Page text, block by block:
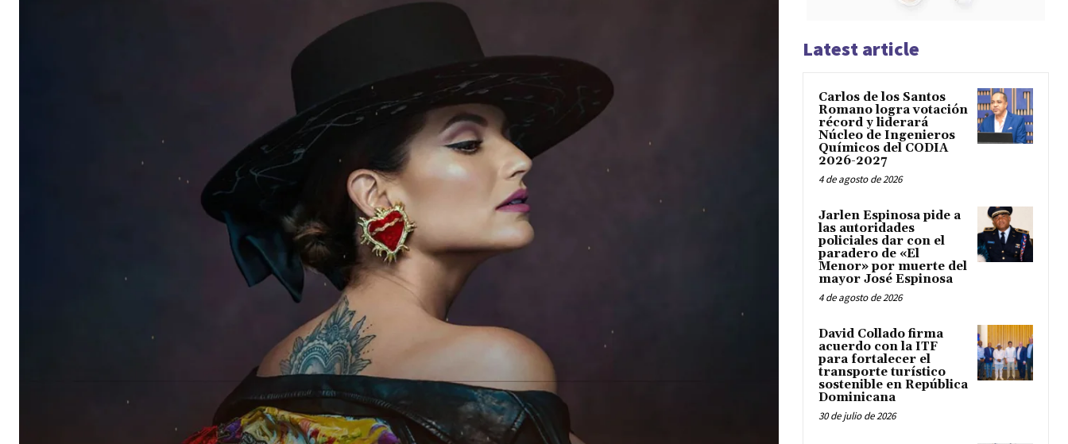
Latest article
Carlos de los Santos
Romano logra votación
récord y liderará
Núcleo de Ingenieros
Químicos del CODIA
2026-2027
4 de agosto de 2026
Jarlen Espinosa pide a
las autoridades
policiales dar con el
paradero de «El
Menor» por muerte del
mayor José Espinosa
4 de agosto de 2026
David Collado firma
acuerdo con la ITF
para fortalecer el
transporte turístico
sostenible en República
Dominicana
30 de julio de 2026